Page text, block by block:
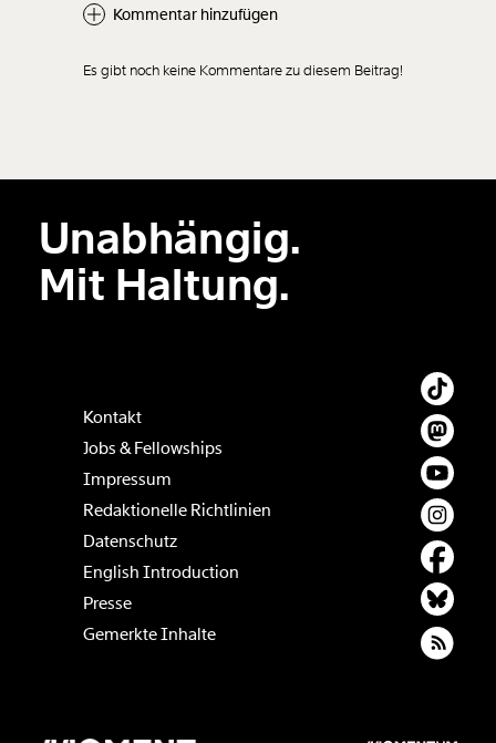
Kommentar hinzufügen
Der Inhalt dieses Feldes wird nicht öffentlich zugänglich angezeigt.
Es gibt noch keine Kommentare zu diesem Beitrag!
Unabhängig.
Mit Haltung.
Kontakt
Jobs & Fellowships
Impressum
Redaktionelle Richtlinien
Datenschutz
English Introduction
Presse
Gemerkte Inhalte